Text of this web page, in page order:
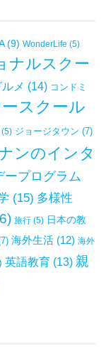
(9) WonderLife (5)
ナルスクー
メ (14) コンドミ
スクール
(5) ジョージタウン (7)
ンのインタ
ープログラム
(15) 多様性
旅行 (5) 日本の教
海外生活 (12) 海外
英語教育 (13) 親